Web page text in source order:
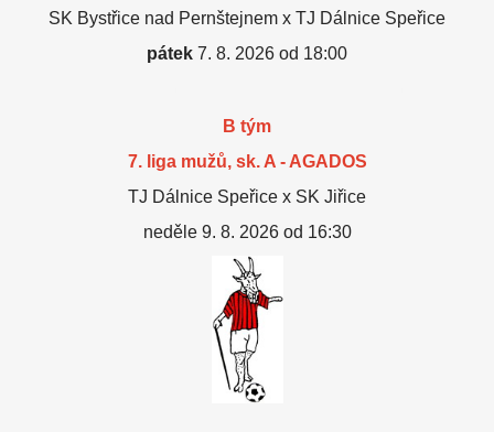
SK Bystřice nad Pernštejnem x TJ Dálnice Speřice
pátek 7. 8. 2026 od 18:00
B tým
7. liga mužů, sk. A - AGADOS
TJ Dálnice Speřice x SK Jiřice
neděle 9. 8. 2026 od 16:30